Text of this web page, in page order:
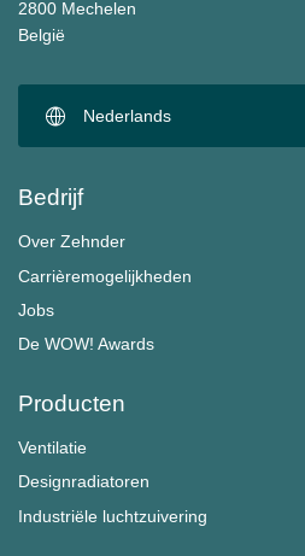
2800 Mechelen
België
Nederlands
Bedrijf
Over Zehnder
Carrièremogelijkheden
Jobs
De WOW! Awards
Producten
Ventilatie
Designradiatoren
Industriële luchtzuivering